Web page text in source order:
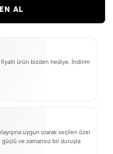
AL
ürün bizden hediye. İndirim
uygun olarak seçilen özel
güçlü ve zamansız bir duruşla